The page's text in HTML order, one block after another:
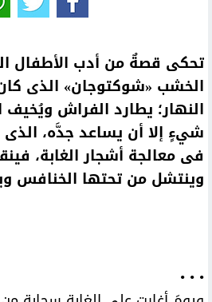
تحكى قصةٌ من أدب الأطفال
الخشب «شوكتوجان» الذى
النهار؛ يطارد الفراش
شيءٍ إلا أن يساعد جدَّه،
فى معالجة أشجار الغابة،
وينتشل من تحتها الخنافس
• • •